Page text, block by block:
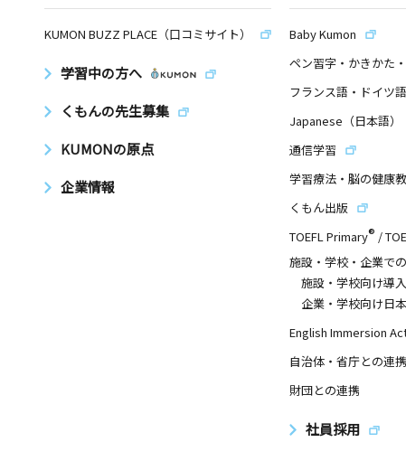
KUMON BUZZ PLACE（口コミサイト）
学習中の方へ
くもんの先生募集
KUMONの原点
企業情報
Baby Kumon
ペン習字・かきかた
フランス語・ドイツ語
Japanese（日本語）
通信学習
学習療法・脳の健康
くもん出版
TOEFL Primary® /
施設・学校・企業で
施設・学校向け導
企業・学校向け日
English Immersion
自治体・省庁との連携
財団との連携
社員採用